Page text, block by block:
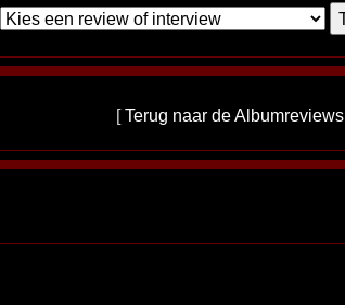
[Terug naar de Albumreviews